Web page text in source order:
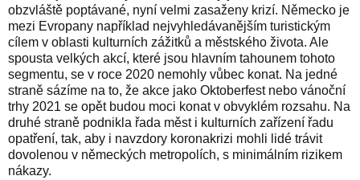
obzvláště poptávané, nyní velmi zasaženy krizí. Německo je
mezi Evropany například nejvyhledávanějším turistickým
cílem v oblasti kulturních zážitků a městského života. Ale
spousta velkých akcí, které jsou hlavním tahounem tohoto
segmentu, se v roce 2020 nemohly vůbec konat. Na jedné
straně sázíme na to, že akce jako Oktoberfest nebo vánoční
trhy 2021 se opět budou moci konat v obvyklém rozsahu. Na
druhé straně podnikla řada měst i kulturních zařízení řadu
opatření, tak, aby i navzdory koronakrizi mohli lidé trávit
dovolenou v německých metropolích, s minimálním rizikem
nákazy.